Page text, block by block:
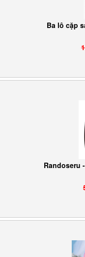
Ba lô cặp
Randoseru